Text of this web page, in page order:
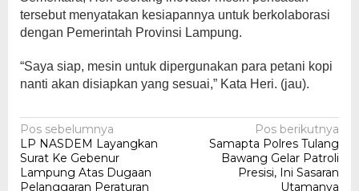
tersebut menyatakan kesiapannya untuk berkolaborasi
dengan Pemerintah Provinsi Lampung.
“Saya siap, mesin untuk dipergunakan para petani kopi
nanti akan disiapkan yang sesuai,” Kata Heri. (jau).
Navigasi
pos
Pos sebelumnya
LP NASDEM Layangkan
Surat Ke Gebenur
Lampung Atas Dugaan
Pelanggaran Peraturan
Pos berikutnya
Samapta Polres Tulang
Bawang Gelar Patroli
Presisi, Ini Sasaran
Utamanya